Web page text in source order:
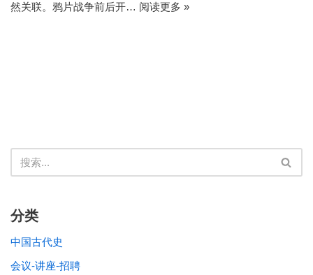
然关联。鸦片战争前后开… 阅读更多 »
分类
中国古代史
会议-讲座-招聘